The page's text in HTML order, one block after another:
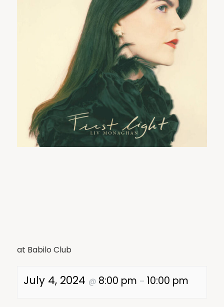
at Babilo Club
July 4, 2024 @ 8:00 pm – 10:00 pm